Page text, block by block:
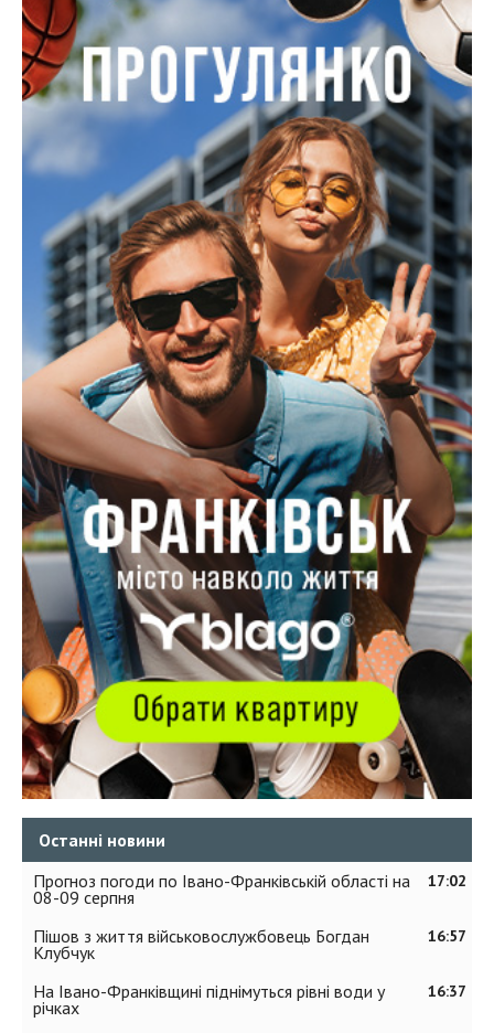
Останні новини
17:02
Прогноз погоди по Івано-Франківській області на
08-09 серпня
16:57
Пішов з життя військовослужбовець Богдан
Клубчук
16:37
На Івано-Франківщині піднімуться рівні води у
річках